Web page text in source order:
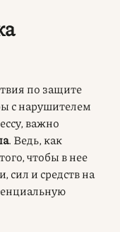
по защите
с нарушителем
важно
. Ведь, как
чтобы в нее
сил и средств на